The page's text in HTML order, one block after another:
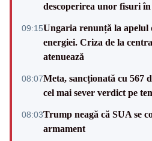
descoperirea unor fisuri
09:15Ungaria renunță la apelul
energiei. Criza de la
atenuează
08:07Meta, sancționată cu 567
cel mai sever verdict pe
08:03Trump neagă că SUA se
armament